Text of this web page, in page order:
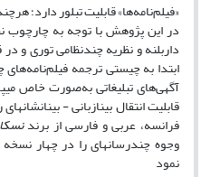
«فیلم‌نامه‌ها» قابلیت تبلور دارد؛
در این پژوهش با توجه به چارچوب
داربلنه و نظریه چندنظامی توری و
ابتدا به چیستی ترجمه
آگهی‌های تبلیغاتی به‌صورت خاص
قابلیت انتقال بینازبانی -
فرانسه، عربی و فارسی از برند
وجوه چندرسانه‏ای را در چهار نسخه
نمود